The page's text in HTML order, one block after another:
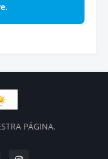
PÁGINA.